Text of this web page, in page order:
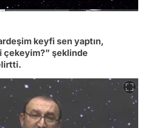
keyfi sen yaptın,
çekeyim?” şeklinde